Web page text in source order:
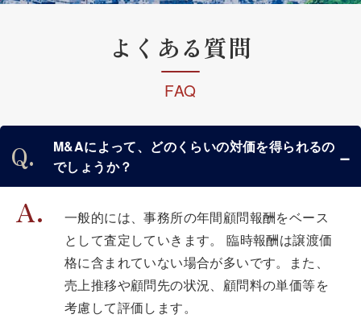
よくある質問
FAQ
M&Aによって、どのくらいの対価を得られるの
でしょうか？
一般的には、事務所の年間顧問報酬をベース
として査定していきます。 臨時報酬は譲渡価
格に含まれていない場合が多いです。また、
売上推移や顧問先の状況、顧問料の単価等を
考慮して評価します。